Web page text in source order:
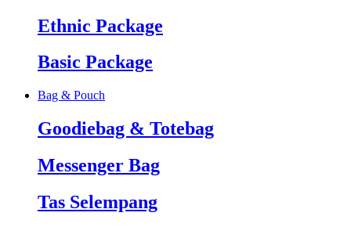
Ethnic Package
Basic Package
Bag & Pouch
Goodiebag & Totebag
Messenger Bag
Tas Selempang